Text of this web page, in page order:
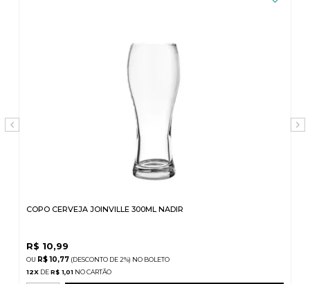
COPO CERVEJA JOINVILLE 300ML NADIR
R$ 10,99
R$ 10,77 (DESCONTO DE2%) NO BOLETO
12X DER$ 1,01